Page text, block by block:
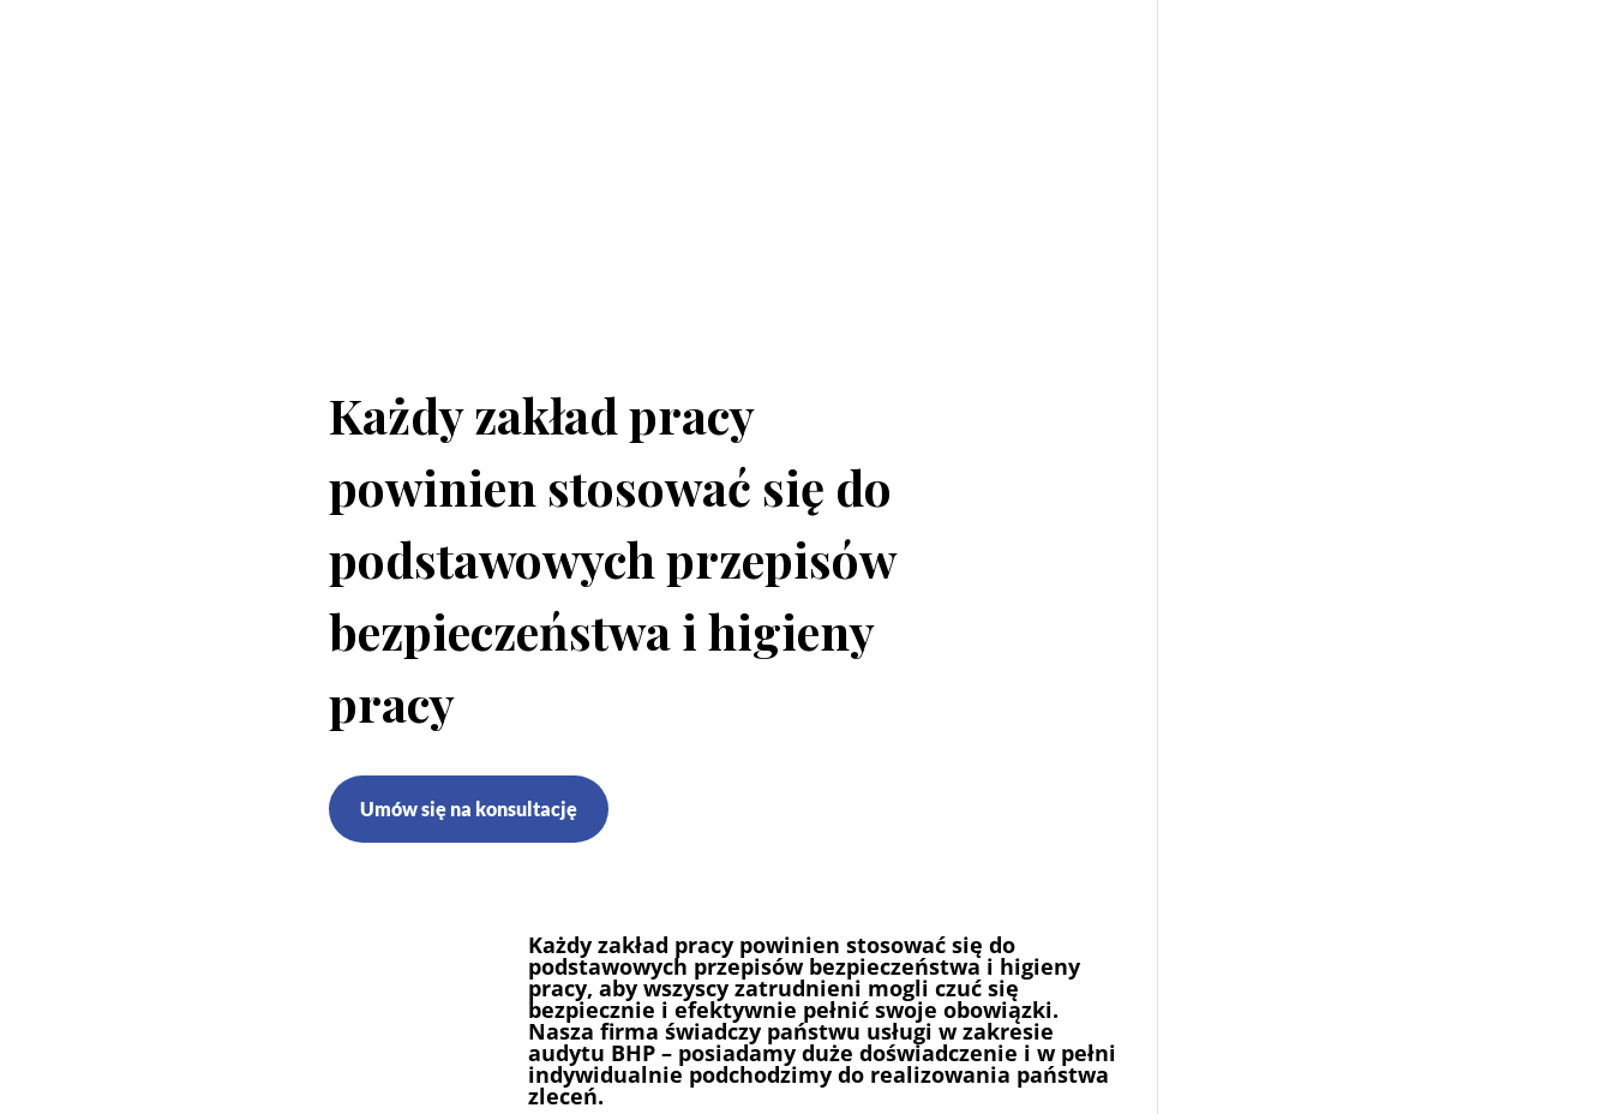
Każdy zakład pracy
powinien stosować się do
podstawowych przepisów
bezpieczeństwa i higieny
pracy
Umów się na konsultację
Każdy zakład pracy powinien stosować się do
podstawowych przepisów bezpieczeństwa i higieny
pracy, aby wszyscy zatrudnieni mogli czuć się
bezpiecznie i efektywnie pełnić swoje obowiązki.
Nasza firma świadczy państwu usługi w zakresie
audytu BHP – posiadamy duże doświadczenie i w pełni
indywidualnie podchodzimy do realizowania państwa
zleceń.